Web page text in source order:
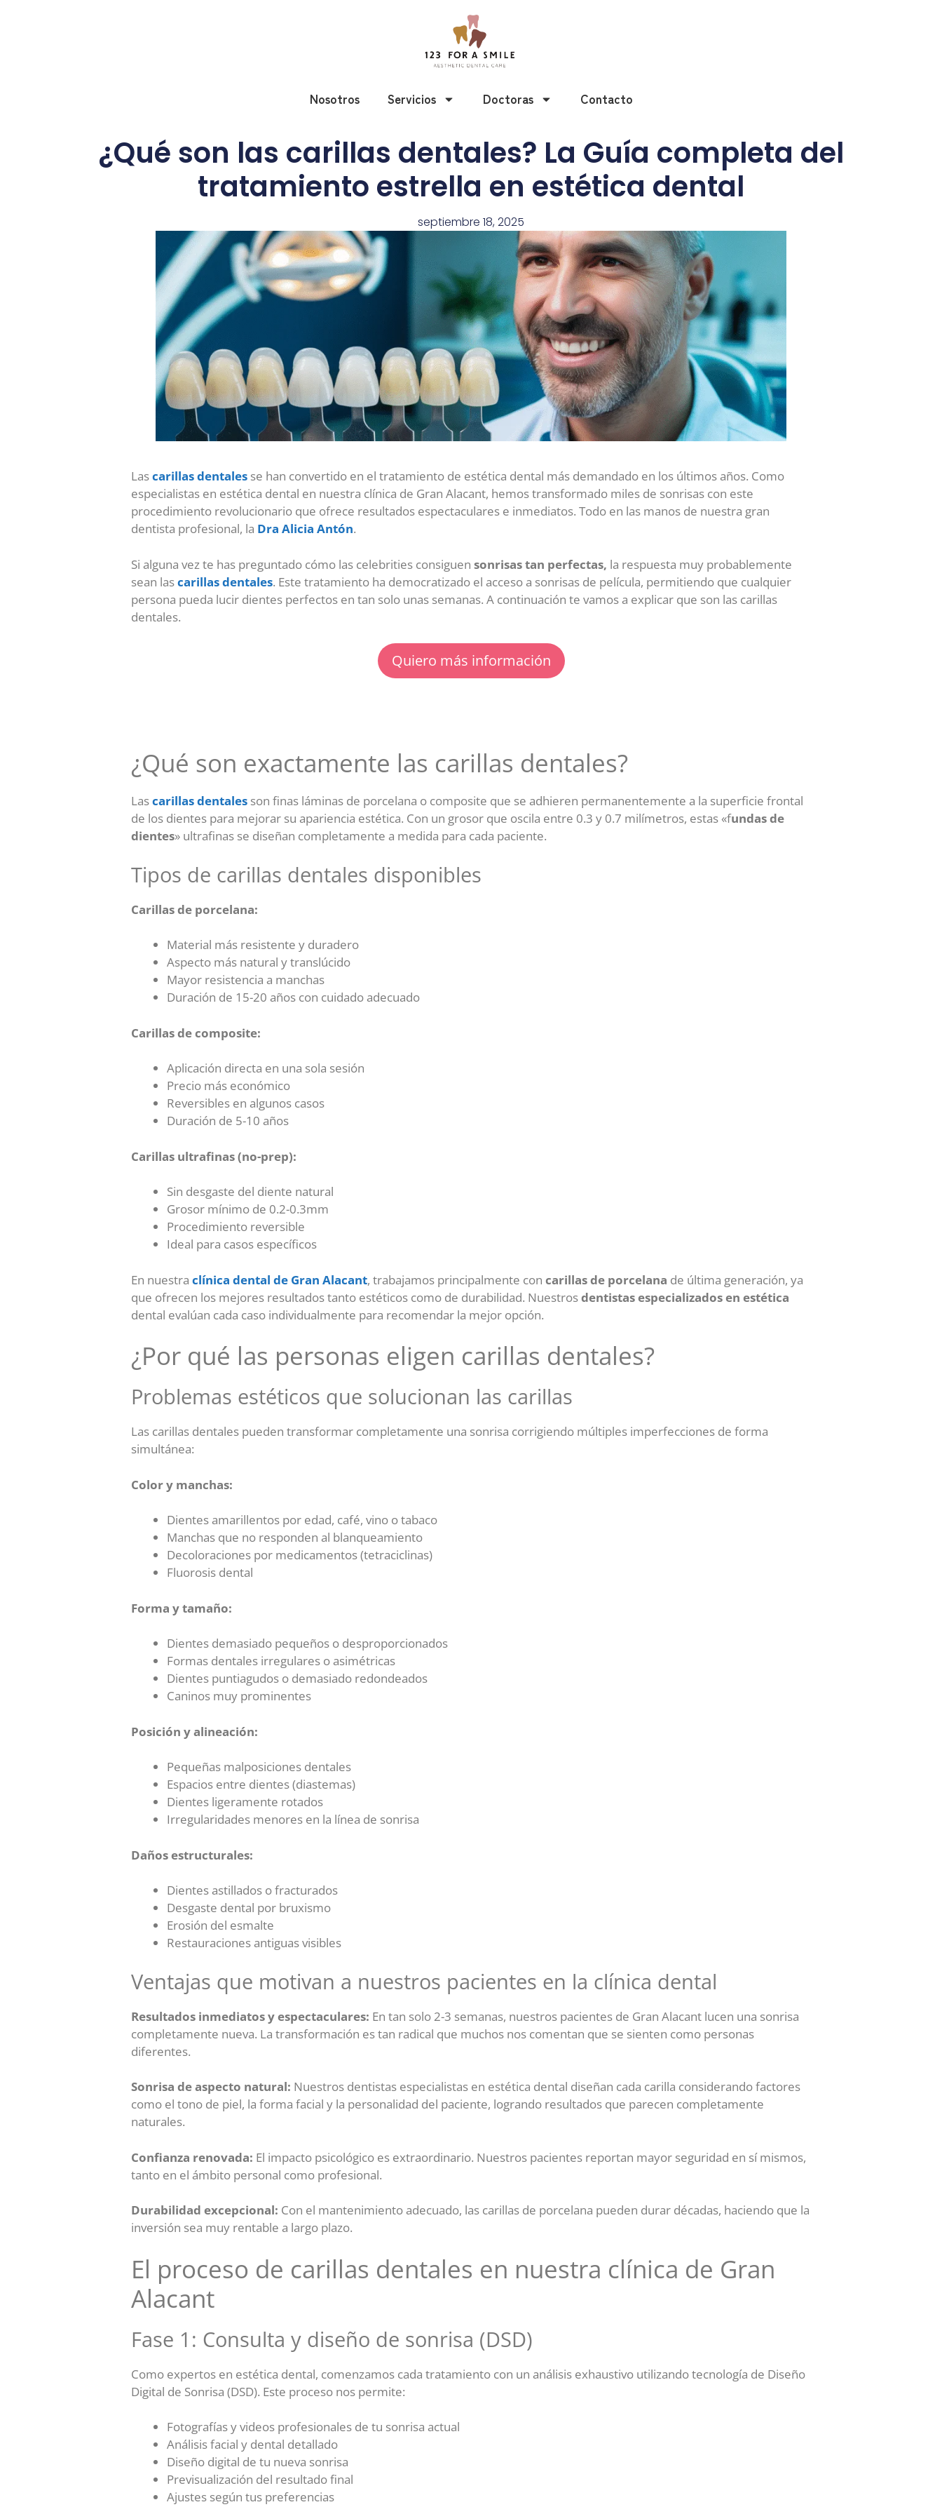
Nosotros Servicios Doctoras Contacto
¿Qué son las carillas dentales? La Guía completa del
tratamiento estrella en estética dental
septiembre 18, 2025
Lascarillas dentales se han convertido en el tratamiento de estética dental más demandado en los últimos años. Como
especialistas en estética dental en nuestra clínica de Gran Alacant, hemos transformado miles de sonrisas con este
procedimiento revolucionario que ofrece resultados espectaculares e inmediatos. Todo en las manos de nuestra gran
dentista profesional, la Dra Alicia Antón.
Si alguna vez te has preguntado cómo las celebrities consiguen sonrisas tan perfectas, la respuesta muy probablemente
sean lascarillas dentales. Este tratamiento ha democratizado el acceso a sonrisas de película, permitiendo que cualquier
persona pueda lucir dientes perfectos en tan solo unas semanas. A continuación te vamos a explicar que son las carillas
dentales.
Quiero más información
¿Qué son exactamente las carillas dentales?
Lascarillas dentales son finas láminas de porcelana o composite que se adhieren permanentemente a la superficie frontal
de los dientes para mejorar su apariencia estética. Con un grosor que oscila entre 0.3 y 0.7 milímetros, estas «fundas de
dientes» ultrafinas se diseñan completamente a medida para cada paciente.
Tipos de carillas dentales disponibles
Carillas de porcelana:
Material más resistente y duradero
Aspecto más natural y translúcido
Mayor resistencia a manchas
Duración de 15-20 años con cuidado adecuado
Carillas de composite:
Aplicación directa en una sola sesión
Precio más económico
Reversibles en algunos casos
Duración de 5-10 años
Carillas ultrafinas (no-prep):
Sin desgaste del diente natural
Grosor mínimo de 0.2-0.3mm
Procedimiento reversible
Ideal para casos específicos
En nuestra clínica dental de Gran Alacant, trabajamos principalmente con carillas de porcelana de última generación, ya
que ofrecen los mejores resultados tanto estéticos como de durabilidad. Nuestrosdentistas especializados en estética
dental evalúan cada caso individualmente para recomendar la mejor opción.
¿Por qué las personas eligen carillas dentales?
Problemas estéticos que solucionan las carillas
Las carillas dentales pueden transformar completamente una sonrisa corrigiendo múltiples imperfecciones de forma
simultánea:
Color y manchas:
Dientes amarillentos por edad, café, vino o tabaco
Manchas que no responden al blanqueamiento
Decoloraciones por medicamentos (tetraciclinas)
Fluorosis dental
Forma y tamaño:
Dientes demasiado pequeños o desproporcionados
Formas dentales irregulares o asimétricas
Dientes puntiagudos o demasiado redondeados
Caninos muy prominentes
Posición y alineación:
Pequeñas malposiciones dentales
Espacios entre dientes (diastemas)
Dientes ligeramente rotados
Irregularidades menores en la línea de sonrisa
Daños estructurales:
Dientes astillados o fracturados
Desgaste dental por bruxismo
Erosión del esmalte
Restauraciones antiguas visibles
Ventajas que motivan a nuestros pacientes en la clínica dental
Resultados inmediatos y espectaculares: En tan solo 2-3 semanas, nuestros pacientes de Gran Alacant lucen una sonrisa
completamente nueva. La transformación es tan radical que muchos nos comentan que se sienten como personas
diferentes.
Sonrisa de aspecto natural: Nuestros dentistas especialistas en estética dental diseñan cada carilla considerando factores
como el tono de piel, la forma facial y la personalidad del paciente, logrando resultados que parecen completamente
naturales.
Confianza renovada: El impacto psicológico es extraordinario. Nuestros pacientes reportan mayor seguridad en sí mismos,
tanto en el ámbito personal como profesional.
Durabilidad excepcional: Con el mantenimiento adecuado, las carillas de porcelana pueden durar décadas, haciendo que la
inversión sea muy rentable a largo plazo.
El proceso de carillas dentales en nuestra clínica de Gran
Alacant
Fase 1: Consulta y diseño de sonrisa (DSD)
Como expertos en estética dental, comenzamos cada tratamiento con un análisis exhaustivo utilizando tecnología de Diseño
Digital de Sonrisa (DSD). Este proceso nos permite:
Fotografías y videos profesionales de tu sonrisa actual
Análisis facial y dental detallado
Diseño digital de tu nueva sonrisa
Previsualización del resultado final
Ajustes según tus preferencias